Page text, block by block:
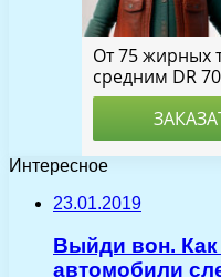
Интересное
23.01.2019
Выйди вон.
автомобили